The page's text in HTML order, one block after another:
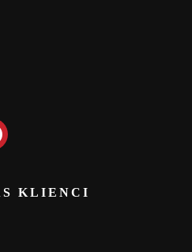
KLIENCI